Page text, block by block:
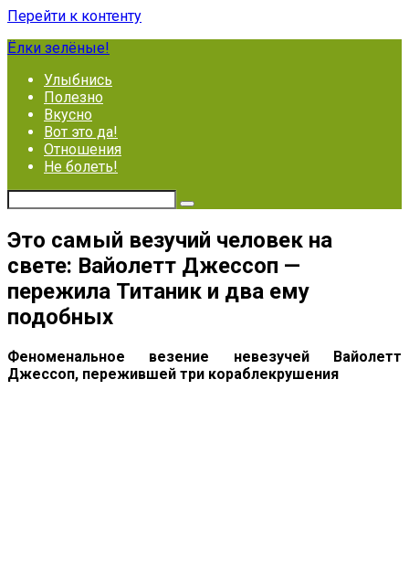
Перейти к контенту
Ёлки зелёные!
Улыбнись
Полезно
Вкусно
Вот это да!
Отношения
Не болеть!
Это самый везучий человек на
свете: Вайолетт Джессоп —
пережила Титаник и два ему
подобных
Феноменальное везение невезучей Вайолетт
Джессоп, пережившей три кораблекрушения